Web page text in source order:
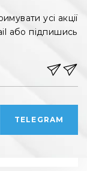
усі акції
або підпишись
TELEGRAM